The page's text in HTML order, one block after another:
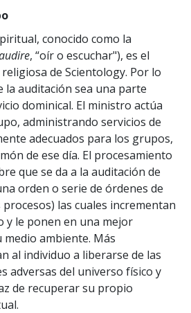
conocido como la
, “oír o escuchar"), es el
de Scientology. Por lo
auditación sea una parte
dominical. El ministro actúa
administrando servicios de
adecuados para los grupos,
de ese día. El procesamiento
que se da a la auditación de
orden o serie de órdenes de
las cuales incrementan
y le ponen en una mejor
medio ambiente. Más
al individuo a liberarse de las
adversas del universo físico y
de recuperar su propio